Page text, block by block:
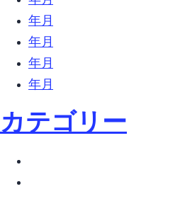
2018年1月 (27)
2017年12月 (9)
2017年11月 (6)
2017年10月 (27)
カテゴリー